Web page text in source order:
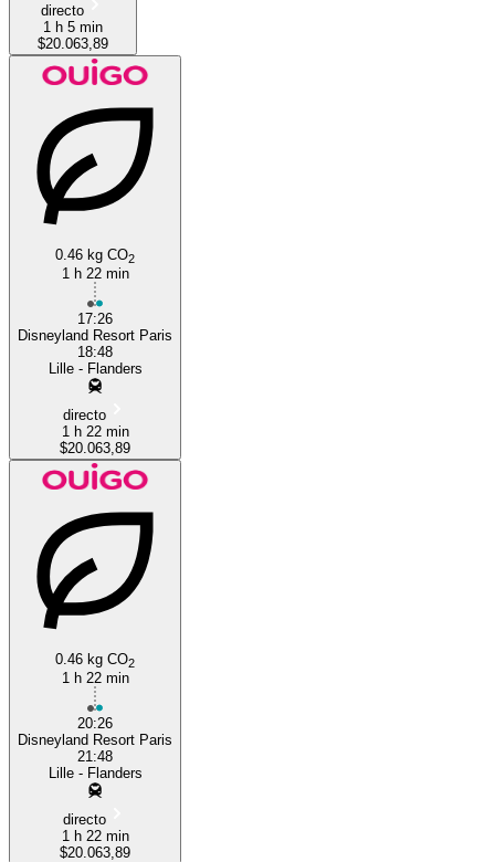
directo
1 h 5 min
$20.063,89
0.46 kg CO2
1 h 22 min
17:26
Disneyland Resort Paris
18:48
Lille - Flanders
directo
1 h 22 min
$20.063,89
0.46 kg CO2
1 h 22 min
20:26
Disneyland Resort Paris
21:48
Lille - Flanders
directo
1 h 22 min
$20.063,89